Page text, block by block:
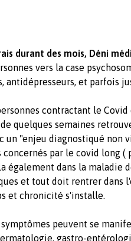
durant des mois, Déni
vers la case
antidépresseurs, et parfois
contractant le Covid
quelques semaines
un "enjeu diagnostiqué non
par le covid long (
également dans la maladie
et tout doit rentrer dans
et chronicité s'installe.
peuvent se
gastro-